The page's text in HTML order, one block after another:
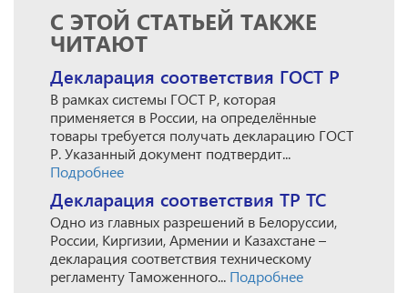
С ЭТОЙ СТАТЬЕЙ ТАКЖЕ
ЧИТАЮТ
Декларация соответствия ГОСТ Р
В рамках системы ГОСТ Р, которая
применяется в России, на определённые
товары требуется получать декларацию ГОСТ
Р. Указанный документ подтвердит...
Подробнее
Декларация соответствия ТР ТС
Одно из главных разрешений в Белоруссии,
России, Киргизии, Армении и Казахстане –
декларация соответствия техническому
регламенту Таможенного... Подробнее